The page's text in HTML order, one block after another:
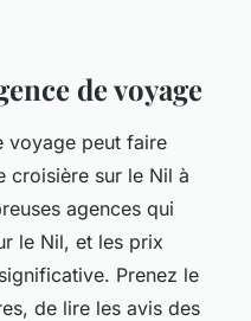
de voyage
voyage peut faire
croisière sur le Nil à
agences qui
le Nil, et les prix
Prenez le
de lire les avis des